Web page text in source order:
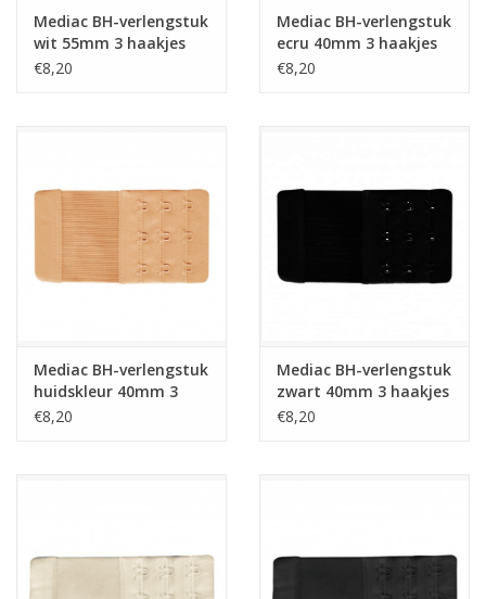
Mediac BH-verlengstuk
wit 55mm 3 haakjes
€8,20
Mediac BH-verlengstuk
ecru 40mm 3 haakjes
€8,20
Mediac BH-verlengstuk
huidskleur 40mm 3
haakjes
€8,20
Mediac BH-verlengstuk
zwart 40mm 3 haakjes
€8,20